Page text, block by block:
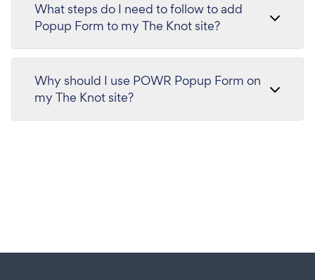
What steps do I need to follow to add
Popup Form to my The Knot site?
Why should I use POWR Popup Form on
my The Knot site?